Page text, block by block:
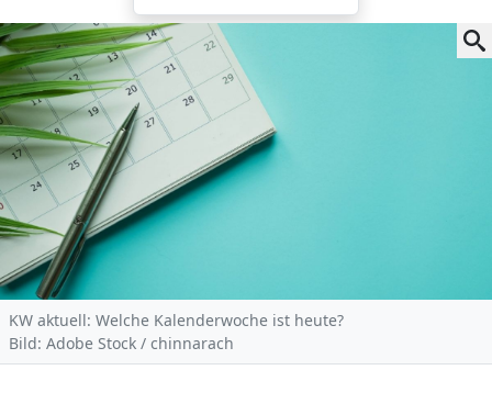
KW aktuell: Welche Kalenderwoche ist heute?
Bild: Adobe Stock / chinnarach